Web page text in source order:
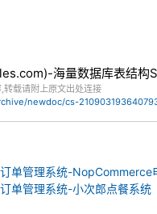
海量数据库表结构
转载请附上原文出处连接
newdoc/cs-
单管理系统-NopCommerce
单管理系统-小次郎点餐系统